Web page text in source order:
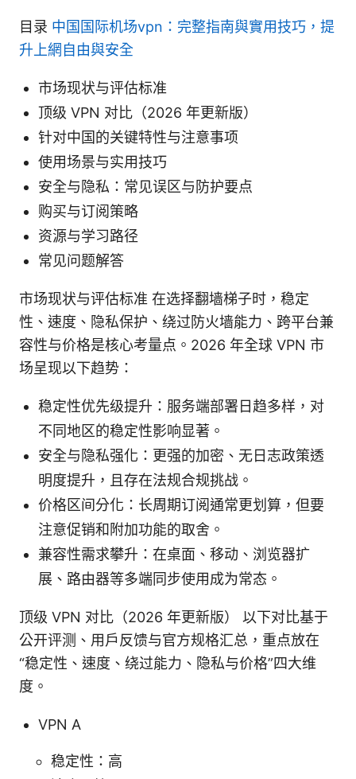
目录 中国国际机场vpn：完整指南與實用技巧，提
升上網自由與安全
市场现状与评估标准
顶级 VPN 对比（2026 年更新版）
针对中国的关键特性与注意事项
使用场景与实用技巧
安全与隐私：常见误区与防护要点
购买与订阅策略
资源与学习路径
常见问题解答
市场现状与评估标准 在选择翻墙梯子时，稳定
性、速度、隐私保护、绕过防火墙能力、跨平台兼
容性与价格是核心考量点。2026 年全球 VPN 市
场呈现以下趋势：
稳定性优先级提升：服务端部署日趋多样，对
不同地区的稳定性影响显著。
安全与隐私强化：更强的加密、无日志政策透
明度提升，且存在法规合规挑战。
价格区间分化：长周期订阅通常更划算，但要
注意促销和附加功能的取舍。
兼容性需求攀升：在桌面、移动、浏览器扩
展、路由器等多端同步使用成为常态。
顶级 VPN 对比（2026 年更新版） 以下对比基于
公开评测、用户反馈与官方规格汇总，重点放在
“稳定性、速度、绕过能力、隐私与价格”四大维
度。
VPN A
稳定性：高